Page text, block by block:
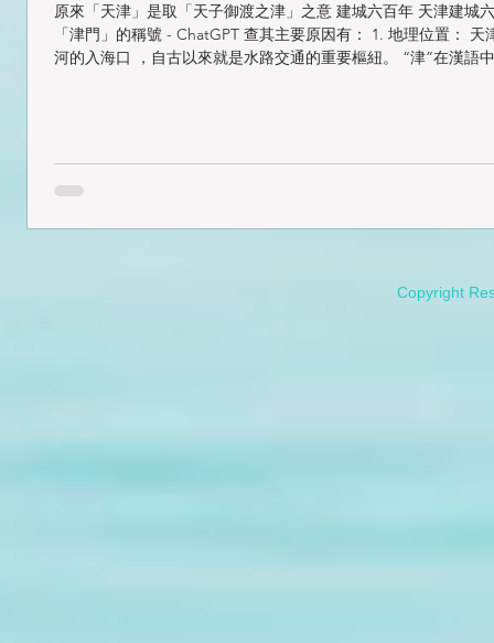
原來「天津」是取「天子御渡之津」之意 建城六百年 天津建城
「津門」的稱號 - ChatGPT 查其主要原因有： 1. 地理位置： 天
河的入海口 ，自古以來就是水路交通的重要樞紐。 “津”在漢語
Copyright